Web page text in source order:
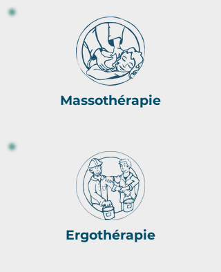
Massothérapie
Ergothérapie